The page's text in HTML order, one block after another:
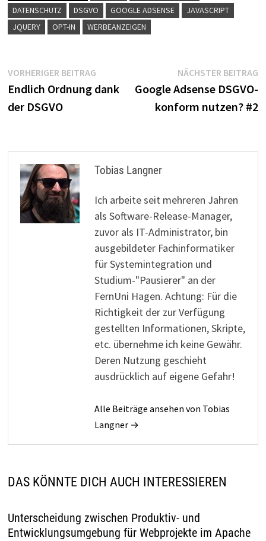
DATENSCHUTZ
DSGVO GOOGLE ADSENSE
JAVASCRIPT
JQUERY
OPT-IN WERBEANZEIGEN
Beitragsnavigation
VORHERIGER BEITRAGVorheriger
Beitrag:
Endlich Ordnung dank
der DSGVO
NÄCHSTER BEITRAG
Google Adsense DSGVO-
konform nutzen? #2
Tobias Langner
Ich arbeite seit mehreren Jahren
als Software-Release-Manager,
zuvor als IT-Administrator, bin
ausgebildeter Fachinformatiker
für Systemintegration und
Studium-"Pausierer" an der
FernUni Hagen. Achtung: Für die
Richtigkeit der zur Verfügung
gestellten Informationen, Skripte,
etc. übernehme ich keine Gewähr.
Deren Nutzung geschieht
ausdrücklich auf eigene Gefahr!
Alle Beiträge ansehen von Tobias
Langner →
DAS KÖNNTE DICH AUCH INTERESSIEREN
Unterscheidung zwischen Produktiv- und
Entwicklungsumgebung für Webprojekte im Apache